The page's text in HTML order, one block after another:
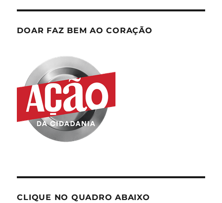
DOAR FAZ BEM AO CORAÇÃO
CLIQUE NO QUADRO ABAIXO